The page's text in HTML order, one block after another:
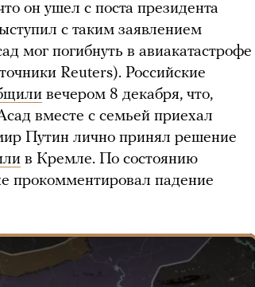
он ушел с поста президента
с таким заявлением
мог погибнуть в авиакатастрофе
Reuters). Российские
вечером 8 декабря, что,
вместе с семьей приехал
Путин лично принял решение
в Кремле. По состоянию
прокомментировал падение